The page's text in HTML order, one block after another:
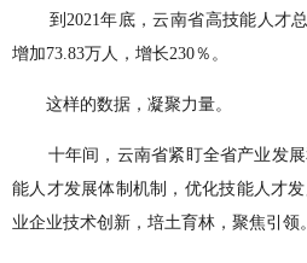
到2021年底，云南省高技能人才总
增加73.83万人，增长230％。
这样的数据，凝聚力量。
十年间，云南省紧盯全省产业发展
能人才发展体制机制，优化技能人才
业企业技术创新，培土育林，聚焦引领。